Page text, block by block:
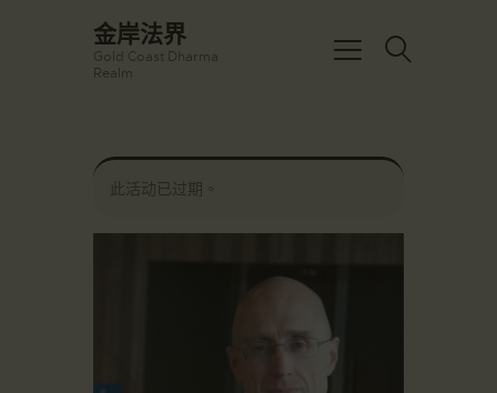
金岸法界
Gold Coast Dharma
Realm
主頁
講經說法
此活动已过期。
☀️法宴：華嚴經入法界品第三十九 ☀️
🙏講者：上恆下實法師 (Rev. Heng
Sure)
每周日，下午12：30 - 14：00
09:30 - 11:00pm Every Sat
https://drba-
👉Meeting ID 会议号：84914586289